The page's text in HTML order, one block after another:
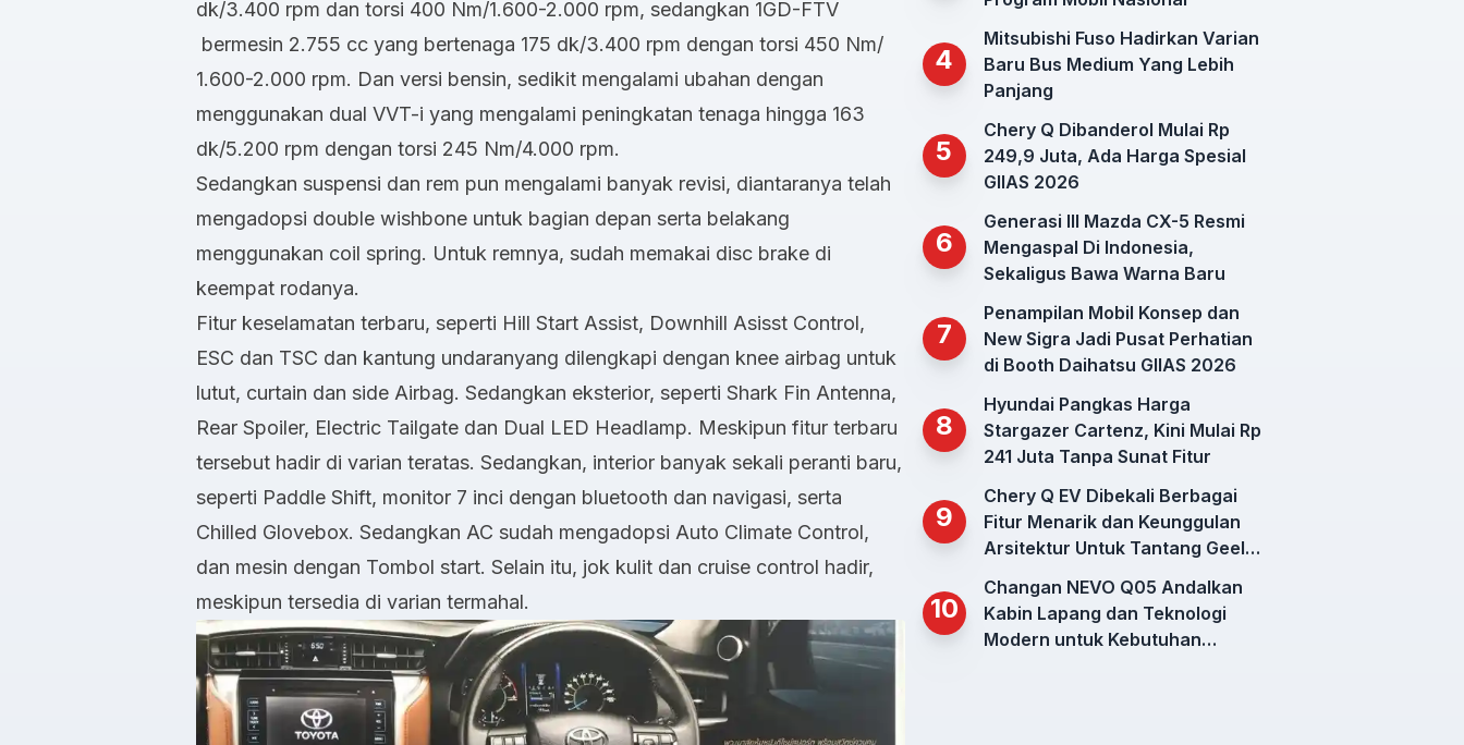
dk/3.400 rpm dan torsi 400 Nm/1.600-2.000 rpm, sedangkan 1GD-FTV
bermesin 2.755 cc yang bertenaga 175 dk/3.400 rpm dengan torsi 450 Nm/
1.600-2.000 rpm. Dan versi bensin, sedikit mengalami ubahan dengan
menggunakan dual VVT-i yang mengalami peningkatan tenaga hingga 163
dk/5.200 rpm dengan torsi 245 Nm/4.000 rpm.
Sedangkan suspensi dan rem pun mengalami banyak revisi, diantaranya telah
mengadopsi double wishbone untuk bagian depan serta belakang
menggunakan coil spring. Untuk remnya, sudah memakai disc brake di
keempat rodanya.
Fitur keselamatan terbaru, seperti Hill Start Assist, Downhill Asisst Control,
ESC dan TSC dan kantung undaranyang dilengkapi dengan knee airbag untuk
lutut, curtain dan side Airbag. Sedangkan eksterior, seperti Shark Fin Antenna,
Rear Spoiler, Electric Tailgate dan Dual LED Headlamp. Meskipun fitur terbaru
tersebut hadir di varian teratas. Sedangkan, interior banyak sekali peranti baru,
seperti Paddle Shift, monitor 7 inci dengan bluetooth dan navigasi, serta
Chilled Glovebox. Sedangkan AC sudah mengadopsi Auto Climate Control,
dan mesin dengan Tombol start. Selain itu, jok kulit dan cruise control hadir,
meskipun tersedia di varian termahal.
4
Mitsubishi Fuso Hadirkan Varian
Baru Bus Medium Yang Lebih
Panjang
5
Chery Q Dibanderol Mulai Rp
249,9 Juta, Ada Harga Spesial
GIIAS 2026
6
Generasi III Mazda CX-5 Resmi
Mengaspal Di Indonesia,
Sekaligus Bawa Warna Baru
7
Penampilan Mobil Konsep dan
New Sigra Jadi Pusat Perhatian
di Booth Daihatsu GIIAS 2026
8
Hyundai Pangkas Harga
Stargazer Cartenz, Kini Mulai Rp
241 Juta Tanpa Sunat Fitur
9
Chery Q EV Dibekali Berbagai
Fitur Menarik dan Keunggulan
Arsitektur Untuk Tantang Geely
10
Changan NEVO Q05 Andalkan
Kabin Lapang dan Teknologi
Modern untuk Kebutuhan